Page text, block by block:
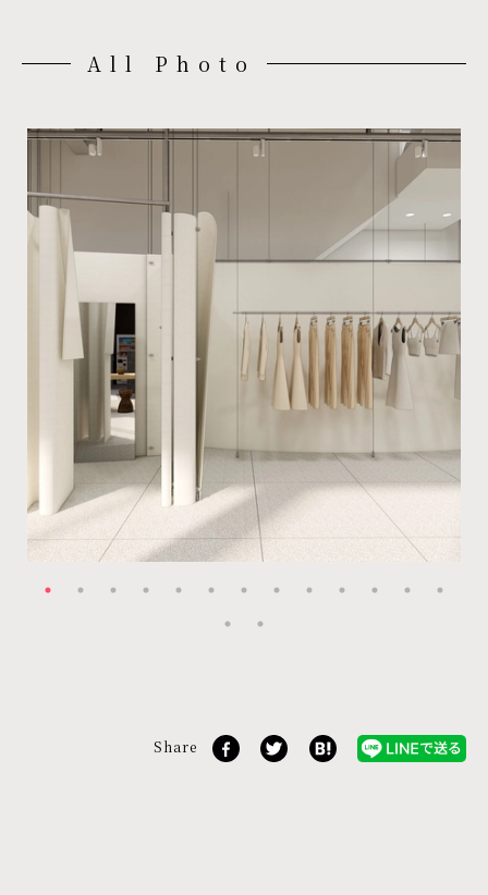
All Photo
Share